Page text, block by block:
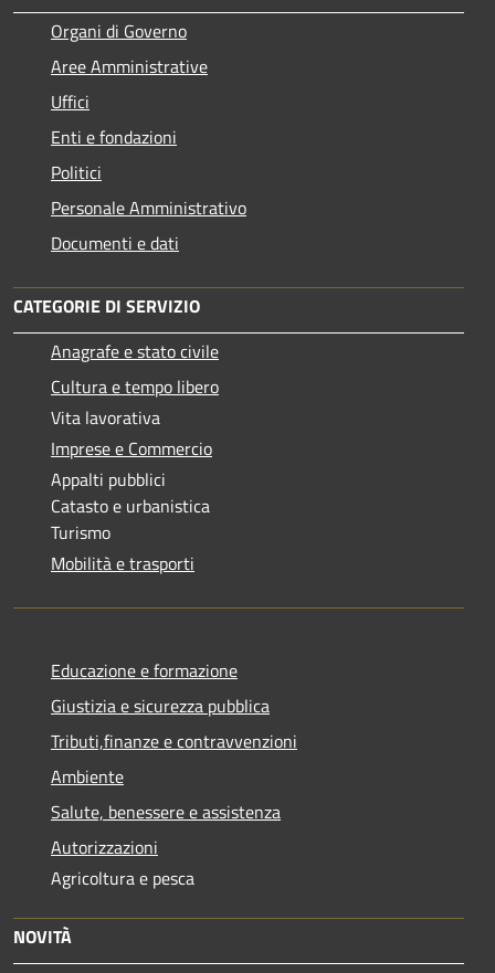
Organi di Governo
Aree Amministrative
Uffici
Enti e fondazioni
Politici
Personale Amministrativo
Documenti e dati
CATEGORIE DI SERVIZIO
Anagrafe e stato civile
Cultura e tempo libero
Vita lavorativa
Imprese e Commercio
Appalti pubblici
Catasto e urbanistica
Turismo
Mobilità e trasporti
Educazione e formazione
Giustizia e sicurezza pubblica
Tributi,finanze e contravvenzioni
Ambiente
Salute, benessere e assistenza
Autorizzazioni
Agricoltura e pesca
NOVITÀ